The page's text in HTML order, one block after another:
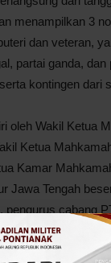
menampilkan 3
dan veteran,
partai ganda, dan
kontingen dari
oleh Wakil Ketua
Ketua
Kamar
Jawa Tengah
pengurus cabang
(rv/em/